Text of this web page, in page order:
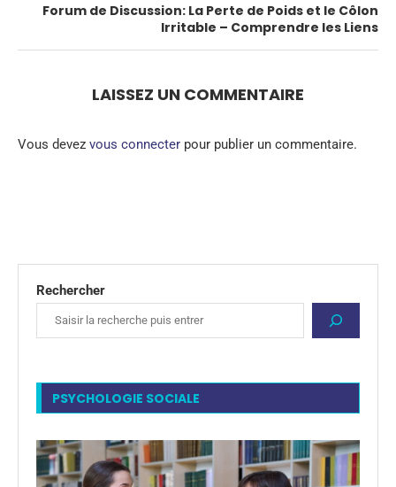
Forum de Discussion: La Perte de Poids et le Côlon
Irritable – Comprendre les Liens
LAISSEZ UN COMMENTAIRE
Vous devez vous connecter pour publier un commentaire.
Rechercher
PSYCHOLOGIE SOCIALE